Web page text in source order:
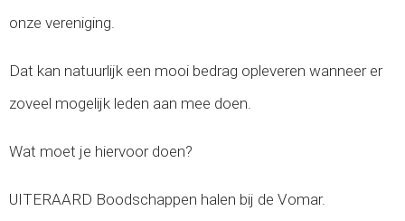
onze vereniging.
Dat kan natuurlijk een mooi bedrag opleveren wanneer er
zoveel mogelijk leden aan mee doen.
Wat moet je hiervoor doen?
UITERAARD Boodschappen halen bij de Vomar.